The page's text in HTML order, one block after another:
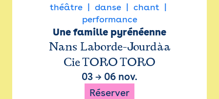
théâtre danse
chant
performance
Une famille pyrénéenne
Nans Laborde-Jourdàa
Cie TORO TORO
03 → 06 nov.
Réserver